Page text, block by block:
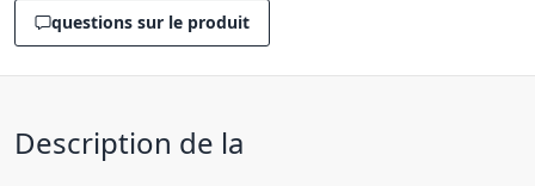
questions sur le produit
Description de la